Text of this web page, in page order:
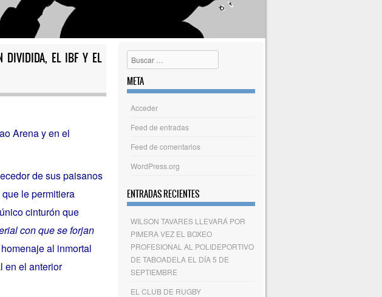
DIVIDIDA, EL IBF Y EL
Arena y en el
de sus paisanos
que le permitiera
cinturón que
con que se forjan
al inmortal
en el anterior
Buscar
META
Acceder
Feed de entradas
Feed de comentarios
WordPress.org
ENTRADAS RECIENTES
WILSON TAVARES LLEVARÁ POR
PIMERA VEZ EL BOXEO
PROFESIONAL AL POLIDEPORTIVO
DE TABOADELA EL DÍA 5 DE
SEPTIEMBRE
EL CLUB DE RUGBY